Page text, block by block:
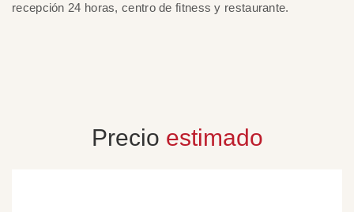
recepción 24 horas, centro de fitness y restaurante.
Precio estimado